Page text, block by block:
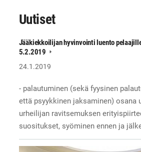
Uutiset
Jääkiekkoilijan hyvinvointi luento
5.2.2019
24.1.2019
- palautuminen (sekä fyysinen
että psyykkinen jaksaminen) osana
urheilijan ravitsemuksen
suositukset, syöminen ennen ja